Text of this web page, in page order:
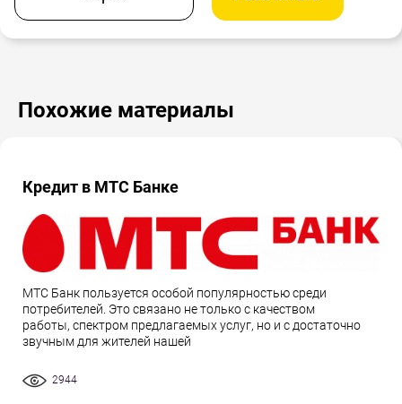
Похожие материалы
Кредит в МТС Банке
МТС Банк пользуется особой популярностью среди
потребителей. Это связано не только с качеством
работы, спектром предлагаемых услуг, но и с достаточно
звучным для жителей нашей
2944